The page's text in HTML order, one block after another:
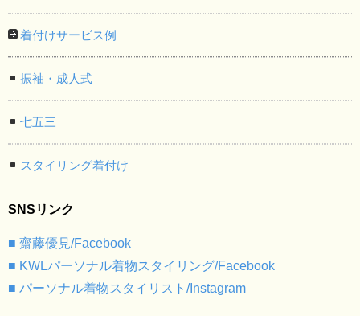
着付けサービス例
振袖・成人式
七五三
スタイリング着付け
SNSリンク
■ 齋藤優見/Facebook
■ KWLパーソナル着物スタイリング/Facebook
■ パーソナル着物スタイリスト/Instagram